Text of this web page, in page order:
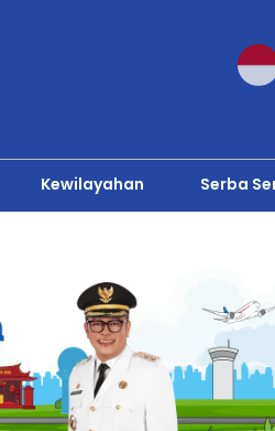
Kewilayahan Serba